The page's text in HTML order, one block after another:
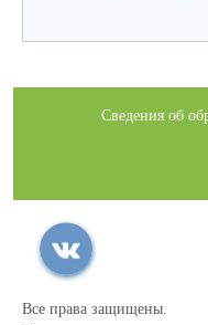
Сведения об
Все права защищены.